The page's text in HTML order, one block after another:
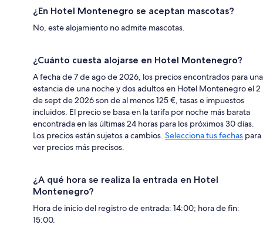
¿En Hotel Montenegro se aceptan mascotas?
No, este alojamiento no admite mascotas.
¿Cuánto cuesta alojarse en Hotel Montenegro?
A fecha de 7 de ago de 2026, los precios encontrados para una
estancia de una noche y dos adultos en Hotel Montenegro el 2
de sept de 2026 son de al menos 125 €, tasas e impuestos
incluidos. El precio se basa en la tarifa por noche más barata
encontrada en las últimas 24 horas para los próximos 30 días.
Los precios están sujetos a cambios. Selecciona tus fechas para
ver precios más precisos.
¿A qué hora se realiza la entrada en Hotel
Montenegro?
Hora de inicio del registro de entrada: 14:00; hora de fin:
15:00.